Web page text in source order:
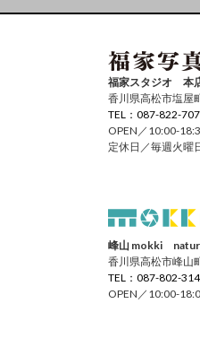
福家スタジオ 本
香川県高松市塩屋
TEL：087-822-
OPEN／10:00-
定休日／毎週火曜
峰山 mokki
香川県高松市峰山
TEL：087-802-
OPEN／10:00-